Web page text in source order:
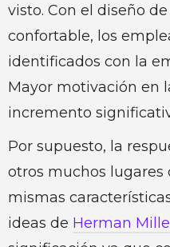
visto. Con el diseño
confortable, los
identificados con la
Mayor motivación en
incremento
Por supuesto, la
otros muchos lugares
mismas
ideas de Herman